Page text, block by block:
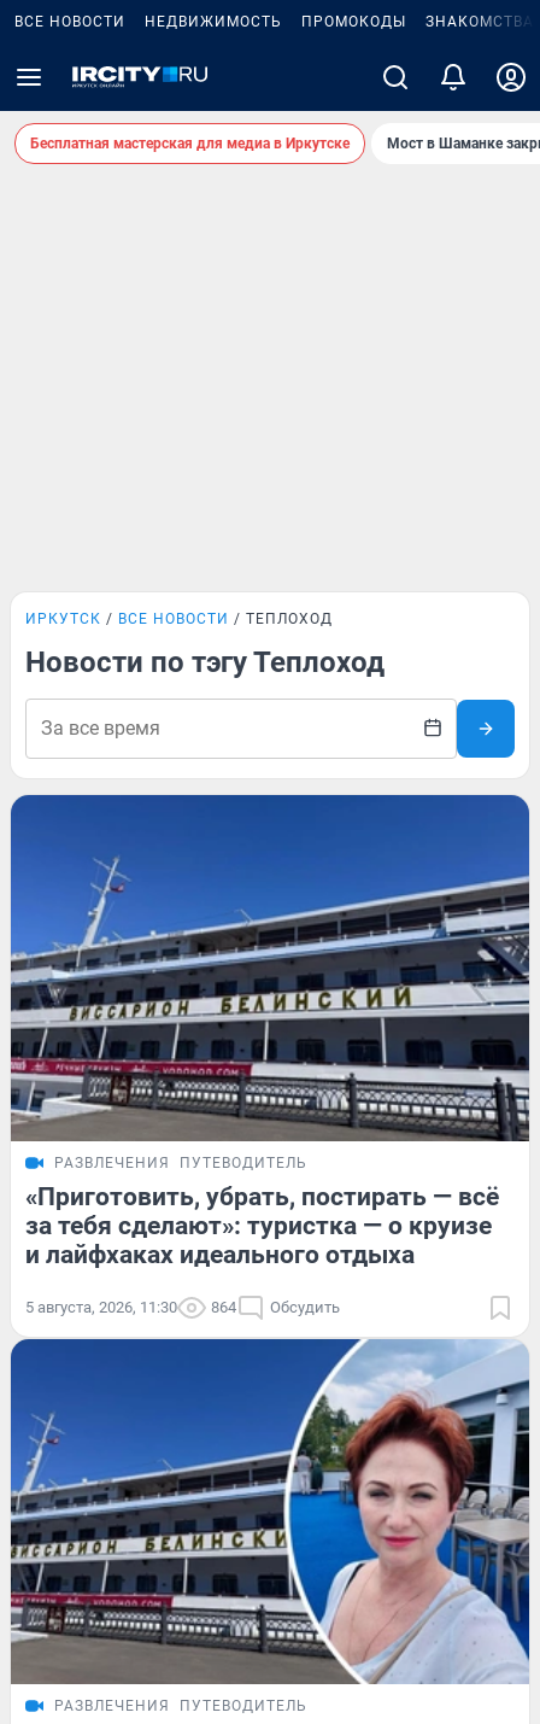
ВСЕ НОВОСТИ НЕДВИЖИМОСТЬ ПРОМОКОДЫ ЗНАКОМСТВА
Бесплатная мастерская для медиа в Иркутске Мост в Шаманке
ИРКУТСК ВСЕ НОВОСТИ ТЕПЛОХОД
Новости по тэгу Теплоход
РАЗВЛЕЧЕНИЯ ПУТЕВОДИТЕЛЬ
«Приготовить, убрать, постирать — всё
за тебя сделают»: туристка — о круизе
и лайфхаках идеального отдыха
5 августа, 2026, 11:30 864 Обсудить
РАЗВЛЕЧЕНИЯ ПУТЕВОДИТЕЛЬ